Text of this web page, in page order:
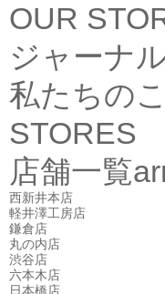
OUR
ジャーナ
私たちの
STORES
店舗一覧
西新井本店
軽井澤工房店
鎌倉店
丸の内店
渋谷店
六本木店
日本橋店